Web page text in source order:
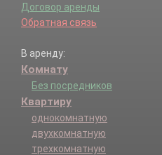
Договор аренды
Обратная связь
В аренду:
Комнату
Без посредников
Квартиру
однокомнатную
двухкомнатную
трехкомнатную